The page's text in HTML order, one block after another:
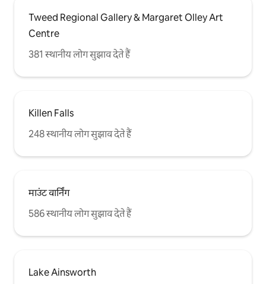
Tweed Regional Gallery & Margaret Olley Art
Centre
381 स्थानीय लोग सुझाव देते हैं
Killen Falls
248 स्थानीय लोग सुझाव देते हैं
माउंट वार्निंग
586 स्थानीय लोग सुझाव देते हैं
Lake Ainsworth